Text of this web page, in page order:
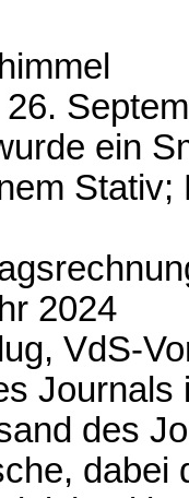
ein
2024
VdS-
des
dabei